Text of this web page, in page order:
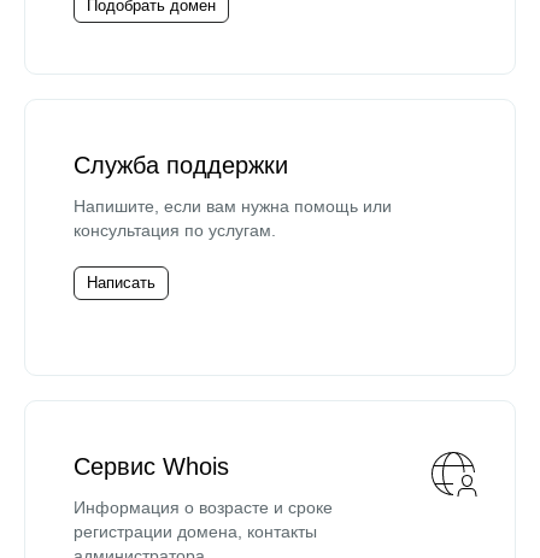
Подобрать домен
Служба поддержки
Напишите, если вам нужна помощь или
консультация по услугам.
Написать
Сервис Whois
Информация о возрасте и сроке
регистрации домена, контакты